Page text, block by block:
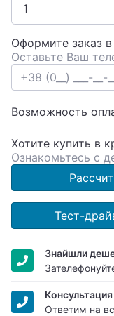
Оформите заказ
Оставьте Ваш
Возможность
Хотите купить в
Ознакомьтесь с
Тест-
Знайшли
Ответим на